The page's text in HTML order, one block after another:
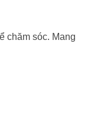
chăm sóc. Mang